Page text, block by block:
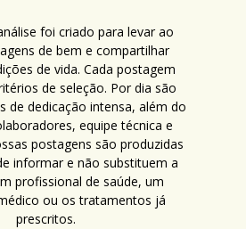
foi criado para levar ao
de bem e compartilhar
de vida. Cada postagem
de seleção. Por dia são
de dedicação intensa, além do
equipe técnica e
postagens são produzidas
informar e não substituem a
profissional de saúde, um
ou os tratamentos já
prescritos.